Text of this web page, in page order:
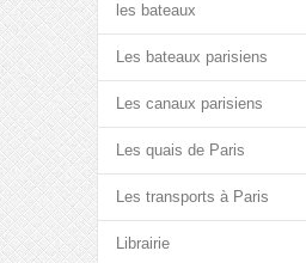
les bateaux
Les bateaux parisiens
Les canaux parisiens
Les quais de Paris
Les transports à Paris
Librairie